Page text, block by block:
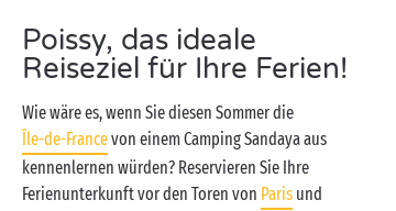
Poissy, das ideale
Reiseziel für Ihre Ferien!
Wie wäre es, wenn Sie diesen Sommer die
Île-de-Francevon einem Camping Sandaya aus
kennenlernen würden? Reservieren Sie Ihre
Ferienunterkunft vor den Toren von Paris und